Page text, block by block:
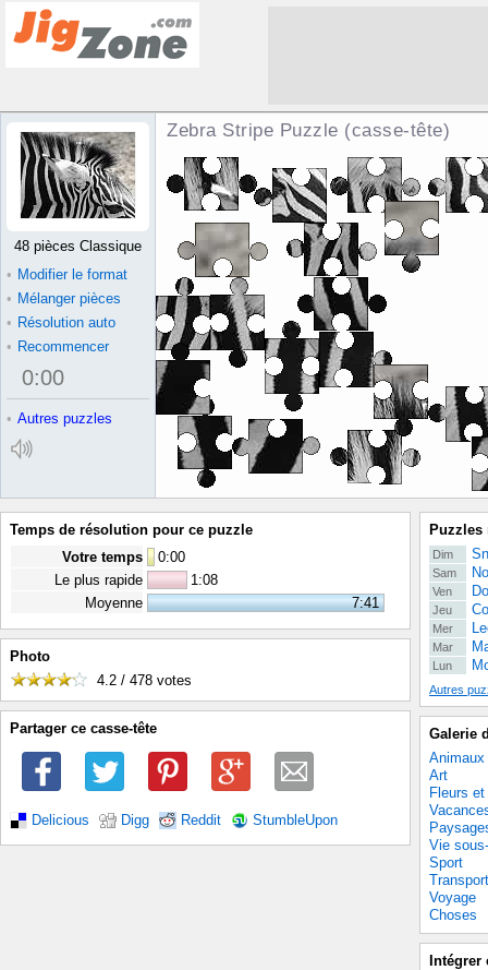
Zebra Stripe Puzzle (casse-tête)
48 pièces Classique
• Modifier le format
• Mélanger pièces
• Résolution auto
• Recommencer
0:00
• Autres puzzles
Temps de résolution pour ce puzzle
Votre temps
0:00
Le plus rapide
1:08
Moyenne
7:41
Photo
4.2 / 478 votes
Partager ce casse-tête
Delicious Digg Reddit StumbleUpon
Puzzles
Dim
Sam
Ven
Jeu
Mer
Mar
Lun
Autres
Galerie
Animaux
Art
Fleurs
Vie
Sport
Transport
Voyage
Choses
Intégrer